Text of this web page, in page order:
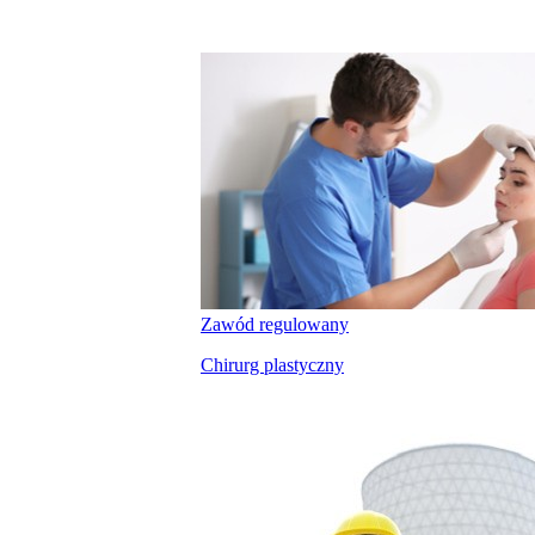
Zawód regulowany
Chirurg plastyczny